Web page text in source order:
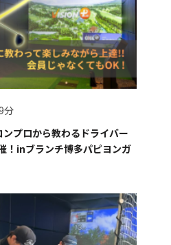
分
ンプロから教わるドライバー
！inブランチ博多パピヨンガ